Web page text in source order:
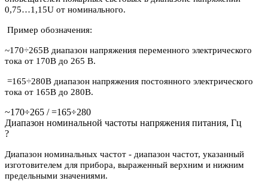
0,75…1,15U от номинального.
Пример обозначения:
~170÷265В диапазон напряжения переменного электрического
тока от 170В до 265 В.
=165÷280В диапазон напряжения постоянного электрического
тока от 165В до 280В.
~170÷265 / =165÷280
Диапазон номинальной частоты напряжения питания, Гц
?
Диапазон номинальных частот - диапазон частот, указанный
изготовителем для прибора, выраженный верхним и нижним
предельными значениями.